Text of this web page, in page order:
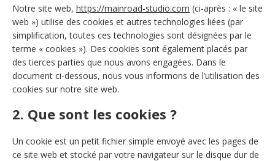
Notre site web, https://mainroad-studio.com (ci-après : « le site
web ») utilise des cookies et autres technologies liées (par
simplification, toutes ces technologies sont désignées par le
terme « cookies »). Des cookies sont également placés par
des tierces parties que nous avons engagées. Dans le
document ci-dessous, nous vous informons de l’utilisation des
cookies sur notre site web.
2. Que sont les cookies ?
Un cookie est un petit fichier simple envoyé avec les pages de
ce site web et stocké par votre navigateur sur le disque dur de